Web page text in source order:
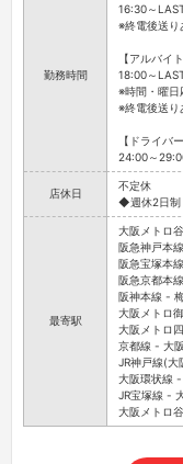
勤務時間
16:30～
※終電後送り
【アルバイト
18:00～
※時間・曜日
※終電後送り
【ドライバー
24:00～
店休日
不定休
◆週休2日制
最寄駅
大阪メトロ
阪急神戸本
阪急宝塚本
阪急京都本
阪神本線 -
大阪メトロ
大阪メトロ
京都線 - 大
JR神戸線(
大阪環状線
JR宝塚線 -
大阪メトロ